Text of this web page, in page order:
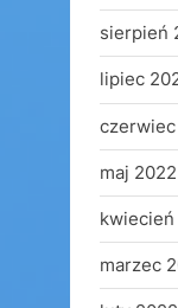
sierpień
lipiec
maj 2022
kwiecień
marzec